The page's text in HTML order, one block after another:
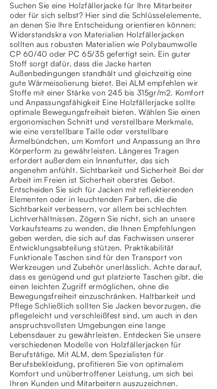
Suchen Sie eine Holzfällerjacke für Ihre Mitarbeiter
oder für sich selbst? Hier sind die Schlüsselelemente,
an denen Sie Ihre Entscheidung orientieren können:
Widerstandskra von Materialien Holzfällerjacken
sollten aus robusten Materialien wie Polybaumwolle
CP 60/40 oder PC 65/35 gefertigt sein. Ein guter
Stoff sorgt dafür, dass die Jacke harten
Außenbedingungen standhält und gleichzeitig eine
gute Wärmeisolierung bietet. Bei ALM empfehlen wir
Stoffe mit einer Stärke von 245 bis 315gr/m2. Komfort
und Anpassungsfähigkeit Eine Holzfällerjacke sollte
optimale Bewegungsfreiheit bieten. Wählen Sie einen
ergonomischen Schnitt und verstellbare Merkmale,
wie eine verstellbare Taille oder verstellbare
Ärmelbündchen, um Komfort und Anpassung an Ihre
Körperform zu gewährleisten. Längeres Tragen
erfordert außerdem ein Innenfutter, das sich
angenehm anfühlt. Sichtbarkeit und Sicherheit Bei der
Arbeit im Freien ist Sicherheit oberstes Gebot.
Entscheiden Sie sich für Jacken mit reflektierenden
Elementen oder in leuchtenden Farben, die die
Sichtbarkeit verbessern, vor allem bei schlechten
Lichtverhältnissen. Zögern Sie nicht, sich an unsere
Verkaufsteams zu wenden, die Ihnen Empfehlungen
geben werden, die sich auf das Fachwissen unserer
Entwicklungsabteilung stützen. Praktikabilität
Funktionale Taschen sind für den Transport von
Werkzeugen und Zubehör unerlässlich. Achte darauf,
dass es genügend und gut platzierte Taschen gibt, die
einen leichten Zugriff ermöglichen, ohne die
Bewegungsfreiheit einzuschränken. Haltbarkeit und
Pflege Schließlich sollten Sie Jacken bevorzugen, die
pflegeleicht und verschleißfest sind, um auch in den
anspruchsvollsten Umgebungen eine lange
Lebensdauer zu gewährleisten. Entdecken Sie unsere
verschiedenen Modelle von Holzfällerjacken für
Berufstätige. Mit ALM, dem Spezialisten für
Berufsbekleidung, profitieren Sie von optimalem
Komfort und unübertroffener Leistung, um sich bei
Ihren Kunden und Mitarbeitern auszuzeichnen.